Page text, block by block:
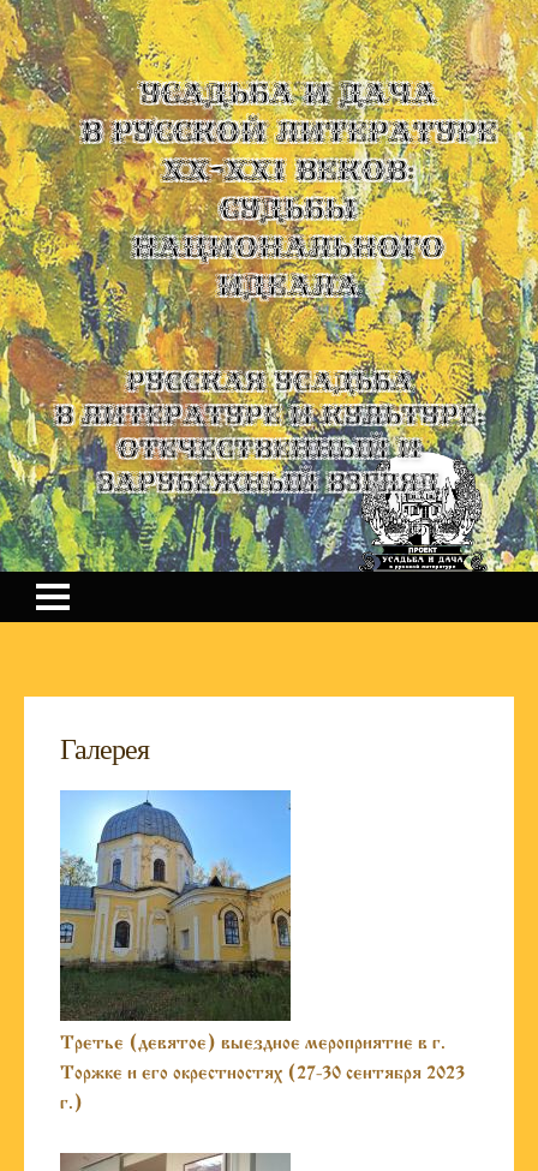
УСАДЬБА И ДАЧА
В РУССКОЙ ЛИТЕРАТУРЕ
XX-XXI ВЕКОВ:
СУДЬБЫ
НАЦИОНАЛЬНОГО
ИДЕАЛА
Русская усадьба
в литературе и культуре:
отечественный и
зарубежный взгляд
Галерея
Третье (девятое) выездное мероприятие в г.
Торжке и его окрестностях (27-30 сентября 2023
г.)